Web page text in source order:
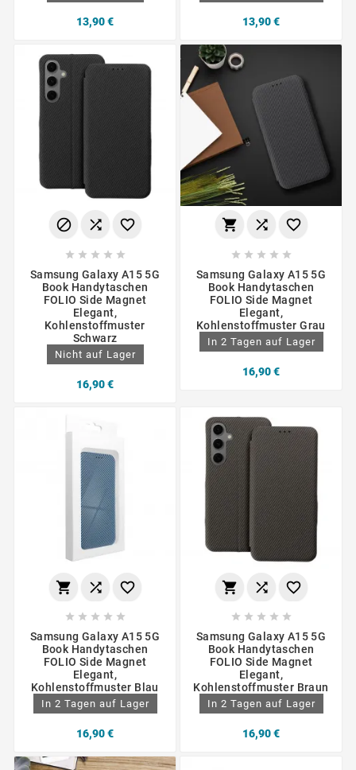
13,90 € 13,90 €
  
    
Samsung Galaxy A15 5G
Book Handytaschen
FOLIO Side Magnet
Elegant,
Kohlenstoffmuster
Schwarz
Nicht auf Lager
16,90 €
  
    
Samsung Galaxy A15 5G
Book Handytaschen
FOLIO Side Magnet
Elegant,
Kohlenstoffmuster Grau
In 2 Tagen auf Lager
16,90 €
  
    
Samsung Galaxy A15 5G
Book Handytaschen
FOLIO Side Magnet
Elegant,
Kohlenstoffmuster Blau
In 2 Tagen auf Lager
16,90 €
  
    
Samsung Galaxy A15 5G
Book Handytaschen
FOLIO Side Magnet
Elegant,
Kohlenstoffmuster Braun
In 2 Tagen auf Lager
16,90 €